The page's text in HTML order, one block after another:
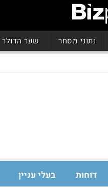
נתוני מסחר שער הדולר
דוחות בעלי עניין